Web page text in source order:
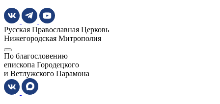
Русская Православная Церковь
Нижегородская Митрополия
По благословению
епископа Городецкого
и Ветлужского Парамона